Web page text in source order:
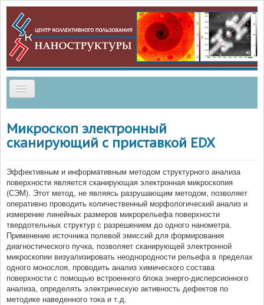
Методики
Приборный парк
Метрологическое обеспечение
Документы
Сотрудничество и аккредитация
Подать заявку на услуги
Микроскоп электронный
сканирующий с приставкой ЕDX
Эффективным и информативным методом структурного анализа
поверхности является сканирующая электронная микроскопия
(СЭМ). Этот метод, не являясь разрушающим методом, позволяет
оперативно проводить количественный морфологический анализ и
измерение линейных размеров микрорельефа поверхности
твердотельных структур с разрешением до одного нанометра.
Применение источника полевой эмиссий для формирования
диагностического пучка, позволяет сканирующей электронной
микроскопии визуализировать неоднородности рельефа в пределах
одного монослоя, проводить анализ химического состава
поверхности с помощью встроенного блока энерго-дисперсионного
анализа, определять электрическую активность дефектов по
методике наведенного тока и т.д.